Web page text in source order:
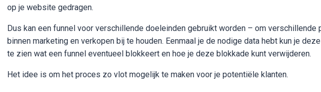
op je website gedragen.
Dus kan een funnel voor verschillende doeleinden gebruikt worden – om verschillende
binnen marketing en verkopen bij te houden. Eenmaal je de nodige data hebt kun je
te zien wat een funnel eventueel blokkeert en hoe je deze blokkade kunt verwijderen.
Het idee is om het proces zo vlot mogelijk te maken voor je potentiële klanten.